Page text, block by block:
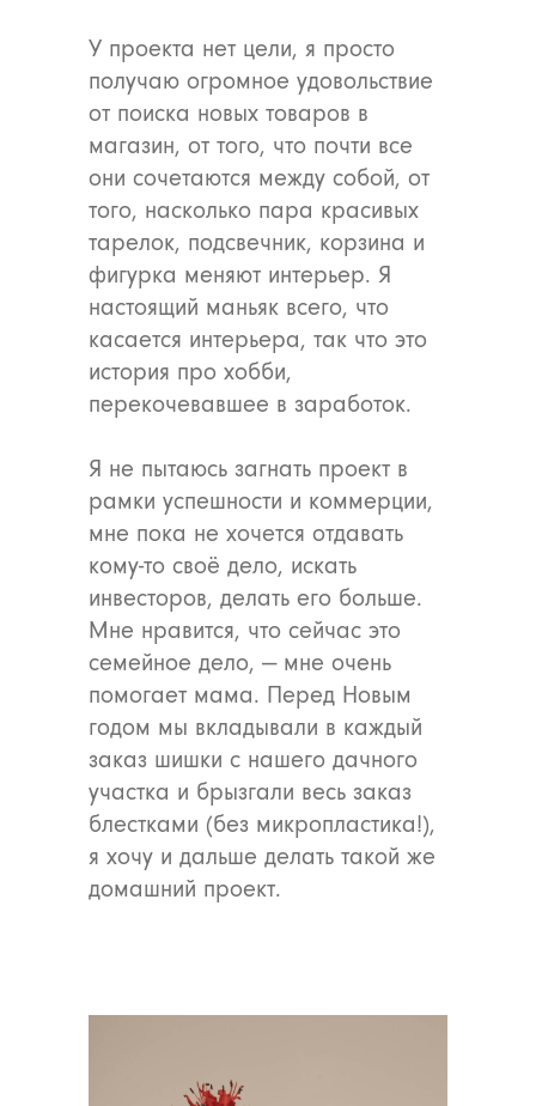
У проекта нет цели, я просто
получаю огромное удовольствие
от поиска новых товаров в
магазин, от того, что почти все
они сочетаются между собой, от
того, насколько пара красивых
тарелок, подсвечник, корзина и
фигурка меняют интерьер. Я
настоящий маньяк всего, что
касается интерьера, так что это
история про хобби,
перекочевавшее в заработок.
Я не пытаюсь загнать проект в
рамки успешности и коммерции,
мне пока не хочется отдавать
кому-то своё дело, искать
инвесторов, делать его больше.
Мне нравится, что сейчас это
семейное дело, — мне очень
помогает мама. Перед Новым
годом мы вкладывали в каждый
заказ шишки с нашего дачного
участка и брызгали весь заказ
блестками (без микропластика!),
я хочу и дальше делать такой же
домашний проект.